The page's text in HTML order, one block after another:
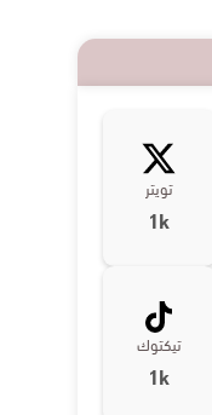
تويتر
1k
تيكتوك
1k